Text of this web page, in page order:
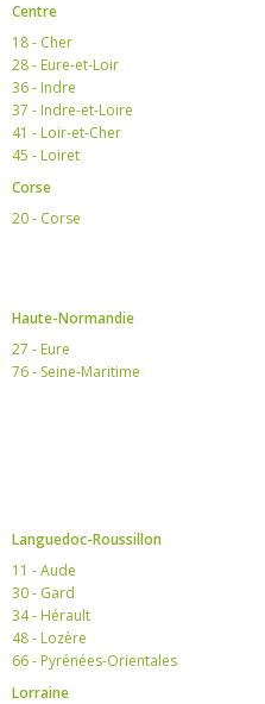
Centre
18 - Cher
28 - Eure-et-Loir
36 - Indre
37 - Indre-et-Loire
41 - Loir-et-Cher
45 - Loiret
Corse
20 - Corse
Haute-Normandie
27 - Eure
76 - Seine-Maritime
Languedoc-Roussillon
11 - Aude
30 - Gard
34 - Hérault
48 - Lozère
66 - Pyrénées-Orientales
Lorraine